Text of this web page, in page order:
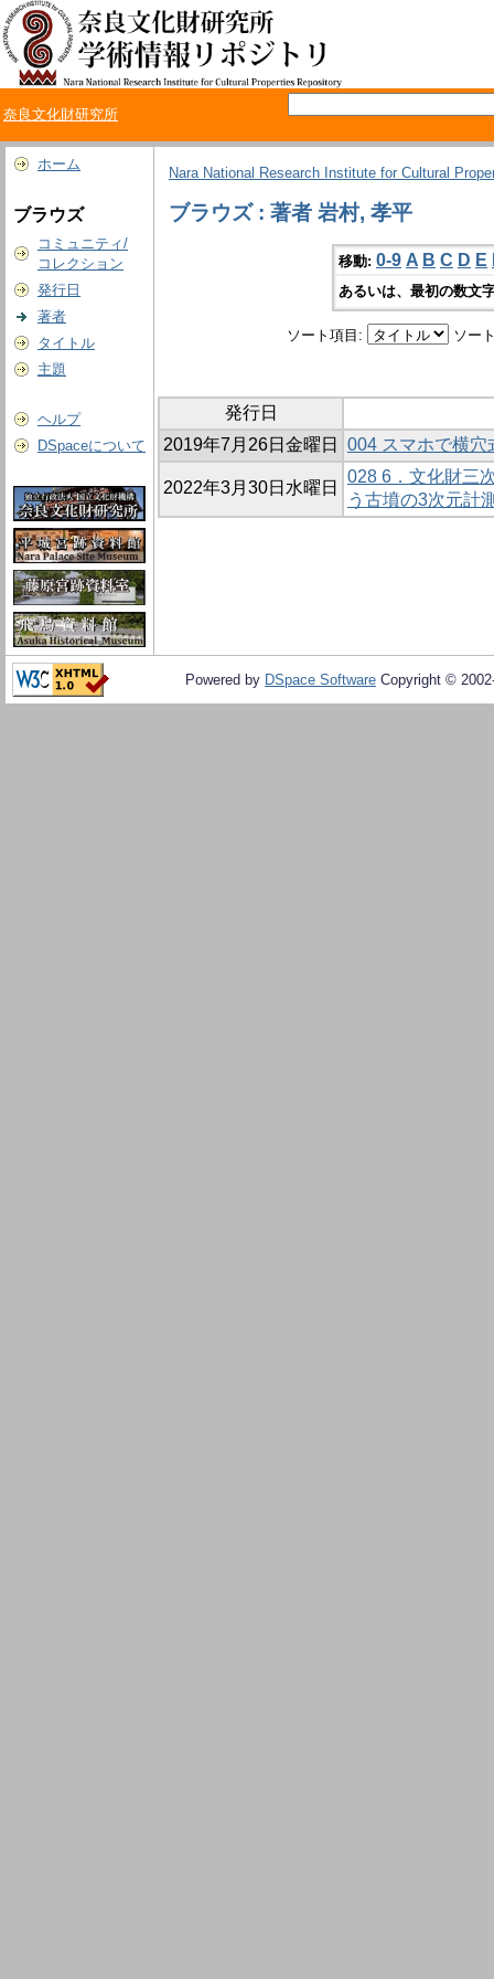
奈良文化財研究所
ホーム
ブラウズ
コミュニティ/
コレクション
発行日
著者
タイトル
主題
ヘルプ
DSpaceについて
Nara National Research Institute for Cultural
ブラウズ : 著者 岩村, 孝平
移動: 0-9 A B C D E
あるいは、最初の数文
ソート項目: ソー
発行日
2019年7月26日金曜日
004 スマホで横穴
2022年3月30日水曜日
028 6．文化財三
う古墳の3次元計
Powered by DSpace Software Copyright ©